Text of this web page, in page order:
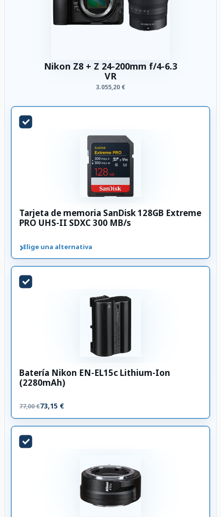
Nikon Z8 + Z 24-200mm f/4-6.3
VR
3.055,20 €
Tarjeta de memoria SanDisk 128GB Extreme
PRO UHS-II SDXC 300 MB/s
›Elige una alternativa
Batería Nikon EN-EL15c Lithium-Ion
(2280mAh)
77,00 €73,15 €